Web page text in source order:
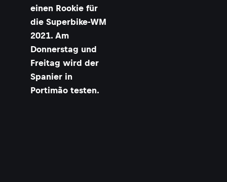
einen Rookie für
die Superbike-WM
2021. Am
Donnerstag und
Freitag wird der
Spanier in
Portimão testen.